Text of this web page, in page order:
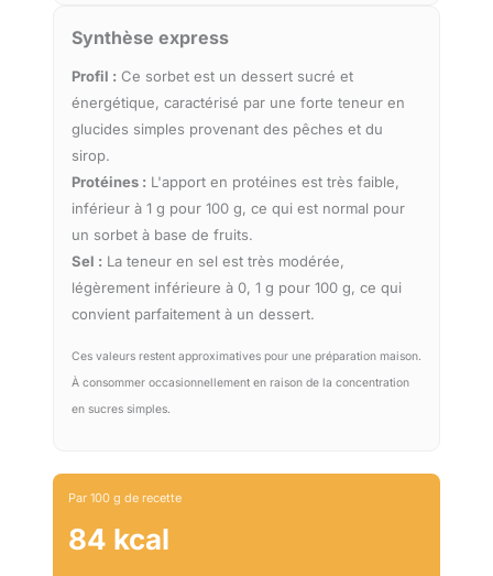
Synthèse express
Profil : Ce sorbet est un dessert sucré et
énergétique, caractérisé par une forte teneur en
glucides simples provenant des pêches et du
sirop.
Protéines : L'apport en protéines est très faible,
inférieur à 1 g pour 100 g, ce qui est normal pour
un sorbet à base de fruits.
Sel : La teneur en sel est très modérée,
légèrement inférieure à 0, 1 g pour 100 g, ce qui
convient parfaitement à un dessert.
Ces valeurs restent approximatives pour une préparation maison.
À consommer occasionnellement en raison de la concentration
en sucres simples.
Par 100 g de recette
84 kcal